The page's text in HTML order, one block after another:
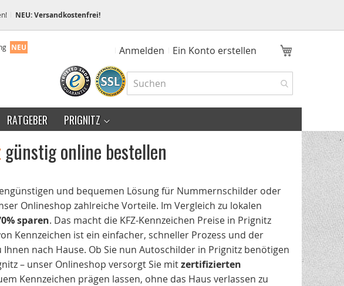
NEU: Versandkostenfrei!
NEU Anmelden Ein Konto erstellen
RATGEBER PRIGNITZ
günstig online bestellen
und bequemen Lösung für Nummernschilder oder
Onlineshop zahlreiche Vorteile. Im Vergleich zu lokalen
sparen. Das macht die KFZ-Kennzeichen Preise in Prignitz
Kennzeichen ist ein einfacher, schneller Prozess und der
Ihnen nach Hause. Ob Sie nun Autoschilder in Prignitz benötigen
– unser Onlineshop versorgt Sie mitzertifizierten
Kennzeichen prägen lassen, ohne das Haus verlassen zu